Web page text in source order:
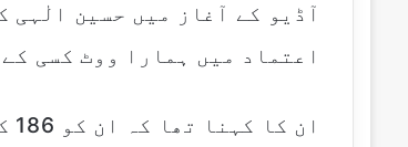
آڈیو کے آغاز میں حسین الٰہی
اعتماد میں ہمارا ووٹ کسی